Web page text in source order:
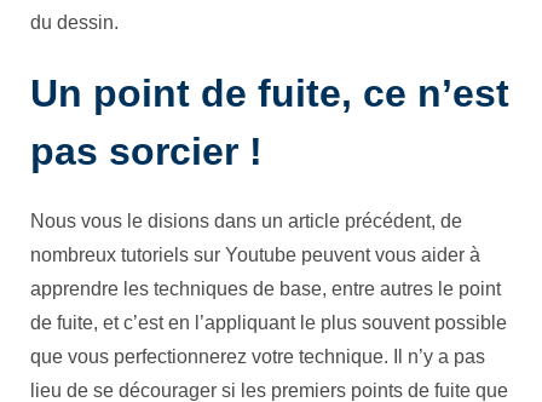
du dessin.
Un point de fuite, ce n’est
pas sorcier !
Nous vous le disions dans un article précédent, de
nombreux tutoriels sur Youtube peuvent vous aider à
apprendre les techniques de base, entre autres le point
de fuite, et c’est en l’appliquant le plus souvent possible
que vous perfectionnerez votre technique. Il n’y a pas
lieu de se décourager si les premiers points de fuite que